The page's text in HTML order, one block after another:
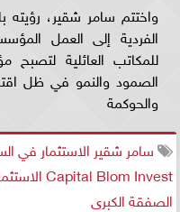
واختتم سامر شقير، رؤيته
الفردية إلى العمل
للمكاتب العائلية لتصبح
الصمود والنمو في ظل
والحوكمة
الصفقة الكبرى